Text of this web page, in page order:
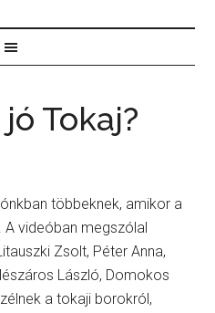
Tokaj?
többeknek, amikor a
A videóban megszólal
Zsolt, Péter Anna,
László, Domokos
a tokaji borokról,